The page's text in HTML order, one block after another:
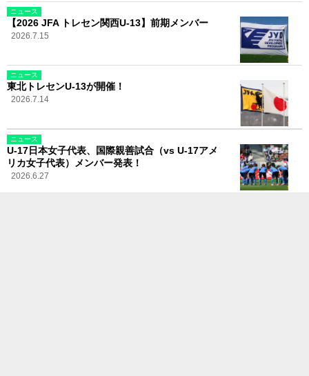
ニュース
【2026 JFA トレセン関西U-13】前期メンバー
2026.7.15
ニュース
東北トレセンU-13が開催！
2026.7.14
ニュース
U-17日本女子代表、国際親善試合（vs U-17アメ
リカ女子代表）メンバー発表！
2026.6.27